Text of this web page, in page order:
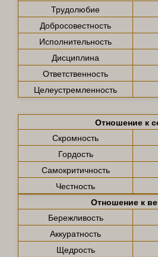
Трудолюбие
Добросовестность
Исполнительность
Дисциплина
Ответственность
Целеустремленность
Отношение к
Скромность
Гордость
Самокритичность
Честность
Отношение к
Бережливость
Аккуратность
Щедрость